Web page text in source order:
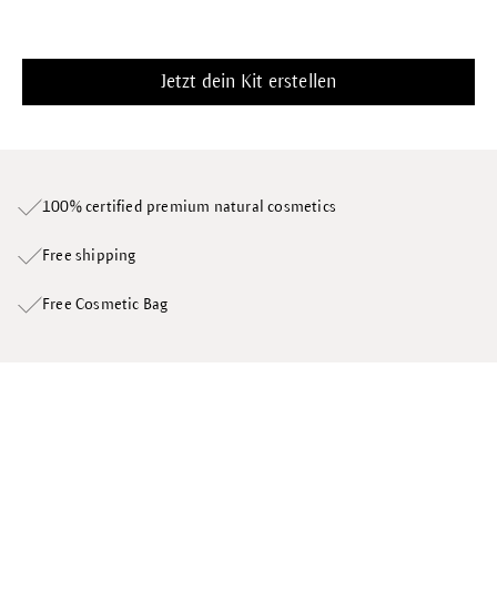
Jetzt dein Kit erstellen
100% certified premium natural cosmetics
Free shipping
Free Cosmetic Bag